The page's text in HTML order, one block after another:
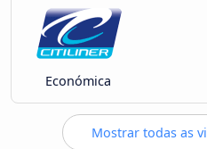
Económica
Mostrar todas as